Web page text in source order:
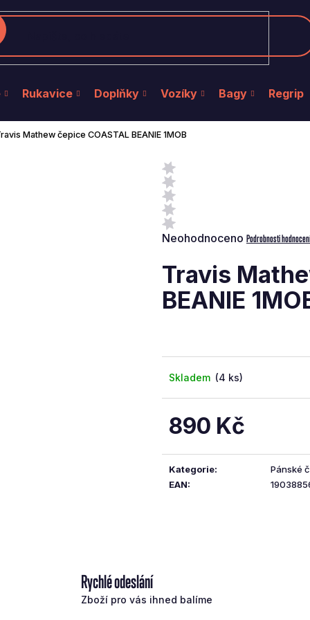
Rukavice Doplňky Vozíky Bagy Regrip
Mathew čepice COASTAL BEANIE 1MOB
Průměrné
0,0
Neohodnoceno Podrobnosti hodnocení
Travis
BEANIE
Skladem (4 ks)
890 Kč
cena:
Kategorie:
Pánské
EAN:
Rychlé odeslání
Zboží pro vás ihned balíme